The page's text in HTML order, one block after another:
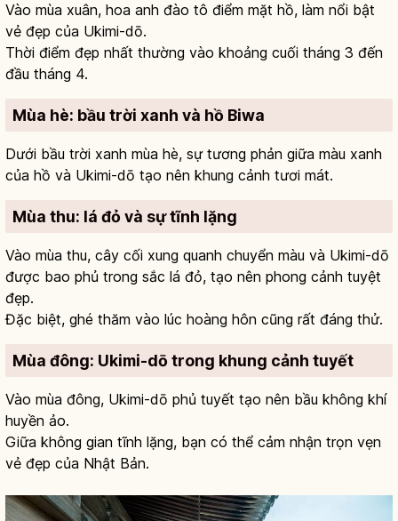
Vào mùa xuân, hoa anh đào tô điểm mặt hồ, làm nổi bật
vẻ đẹp của Ukimi-dō.
Thời điểm đẹp nhất thường vào khoảng cuối tháng 3 đến
đầu tháng 4.
Mùa hè: bầu trời xanh và hồ Biwa
Dưới bầu trời xanh mùa hè, sự tương phản giữa màu xanh
của hồ và Ukimi-dō tạo nên khung cảnh tươi mát.
Mùa thu: lá đỏ và sự tĩnh lặng
Vào mùa thu, cây cối xung quanh chuyển màu và Ukimi-dō
được bao phủ trong sắc lá đỏ, tạo nên phong cảnh tuyệt
đẹp.
Đặc biệt, ghé thăm vào lúc hoàng hôn cũng rất đáng thử.
Mùa đông: Ukimi-dō trong khung cảnh tuyết
Vào mùa đông, Ukimi-dō phủ tuyết tạo nên bầu không khí
huyền ảo.
Giữa không gian tĩnh lặng, bạn có thể cảm nhận trọn vẹn
vẻ đẹp của Nhật Bản.